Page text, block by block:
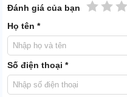
Đánh giá của bạn 3
2
1 sao
Họ tên *
Số điện thoại *